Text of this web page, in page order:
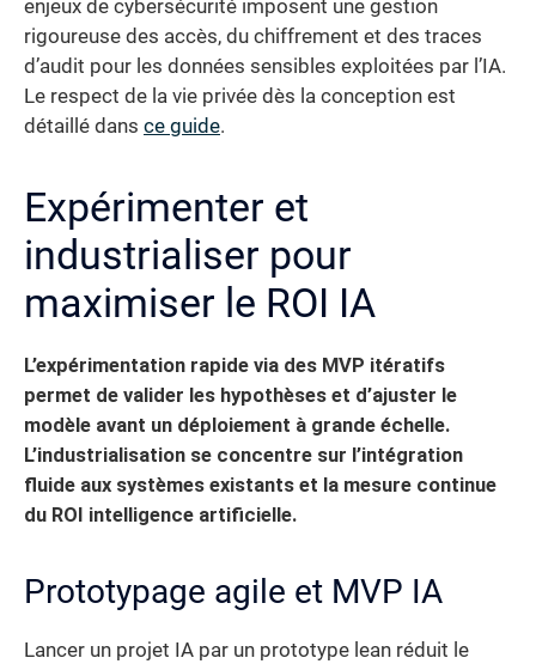
enjeux de cybersécurité imposent une gestion
rigoureuse des accès, du chiffrement et des traces
d’audit pour les données sensibles exploitées par l’IA.
Le respect de la vie privée dès la conception est
détaillé dans ce guide.
Expérimenter et
industrialiser pour
maximiser le ROI IA
L’expérimentation rapide via des MVP itératifs
permet de valider les hypothèses et d’ajuster le
modèle avant un déploiement à grande échelle.
L’industrialisation se concentre sur l’intégration
fluide aux systèmes existants et la mesure continue
du ROI intelligence artificielle.
Prototypage agile et MVP IA
Lancer un projet IA par un prototype lean réduit le